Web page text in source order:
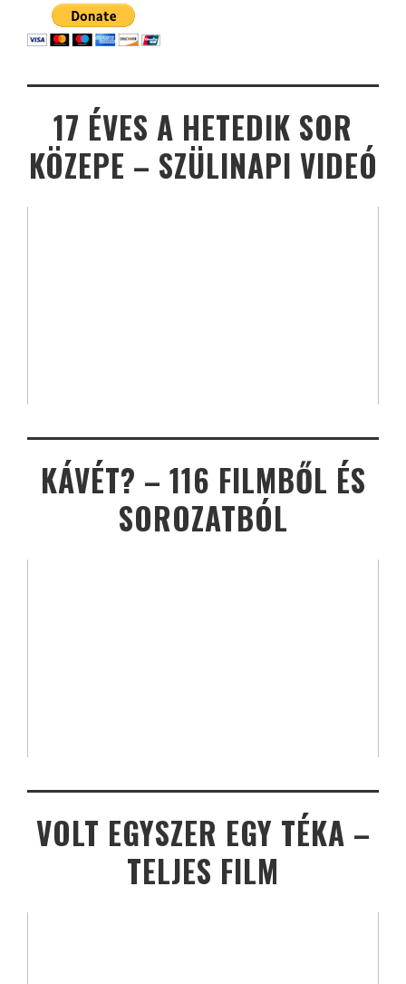
17 ÉVES A HETEDIK SOR
KÖZEPE – SZÜLINAPI VIDEÓ
KÁVÉT? – 116 FILMBŐL ÉS
SOROZATBÓL
VOLT EGYSZER EGY TÉKA –
TELJES FILM